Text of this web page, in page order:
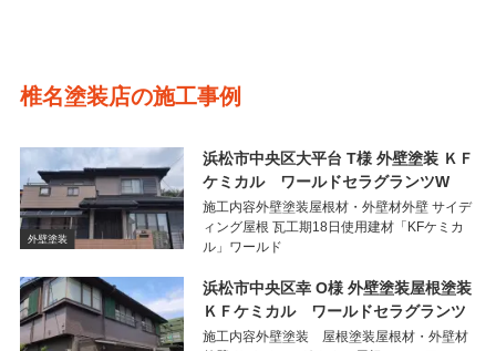
椎名塗装店の施工事例
外壁塗装
浜松市中央区大平台 T様 外壁塗装 ＫＦ
ケミカル ワールドセラグランツW
施工内容外壁塗装屋根材・外壁材外壁 サイデ
ィング屋根 瓦工期18日使用建材「KFケミカ
ル」ワールド
浜松市中央区幸 O様 外壁塗装屋根塗装
ＫＦケミカル ワールドセラグランツ
施工内容外壁塗装 屋根塗装屋根材・外壁材